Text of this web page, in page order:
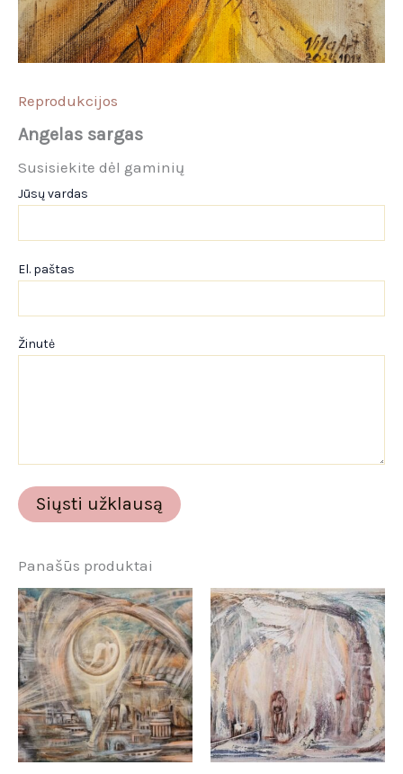
Reprodukcijos
Angelas sargas
Susisiekite dėl gaminių
Jūsų vardas
El. paštas
Žinutė
Panašūs produktai